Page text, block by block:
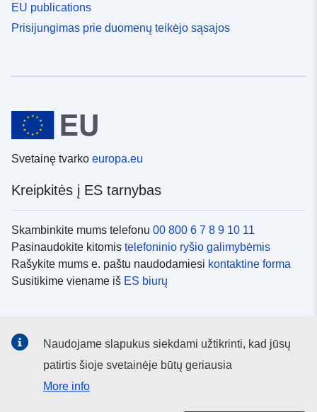
EU publications
Prisijungimas prie duomenų teikėjo sąsajos
Svetainę tvarko europa.eu
Kreipkitės į ES tarnybas
Skambinkite mums telefonu 00 800 6 7 8 9 10 11
Pasinaudokite kitomis telefoninio ryšio galimybėmis
Rašykite mums e. paštu naudodamiesi kontaktine forma
Susitikime viename iš ES biurų
socialinių tinklų kanalai
Naudojame slapukus siekdami užtikrinti, kad jūsų
patirtis šioje svetainėje būtų geriausia
More info